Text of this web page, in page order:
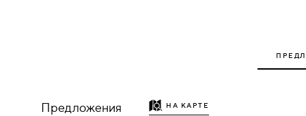
Предложения НА КАРТЕ